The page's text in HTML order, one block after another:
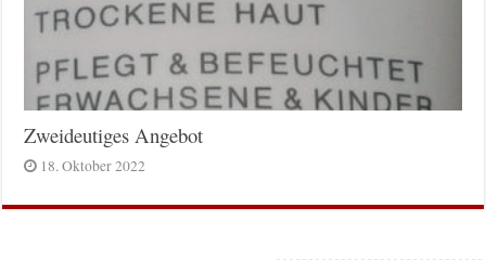
Zweideutiges Angebot
18. Oktober 2022